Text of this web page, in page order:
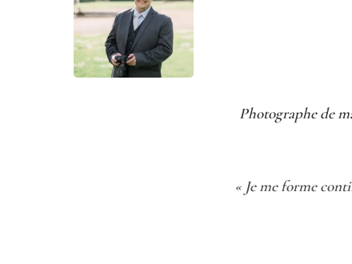
Photographe de
« Je me forme